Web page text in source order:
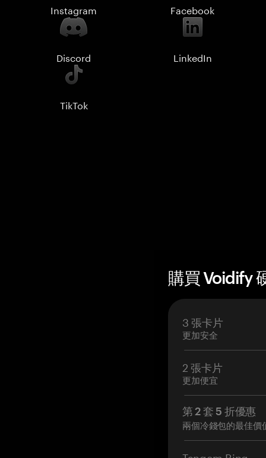
Instagram Facebook
Discord LinkedIn
TikTok
購買 Voidify
3 張卡片
更加安全
2 張卡片
更加便宜
第 2 套 5 折優惠
兩個冷錢包的最佳價